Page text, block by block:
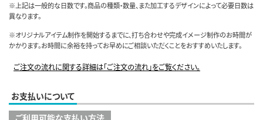
※上記は一般的な日数です。商品の種類・数量、また加工するデザインによって必要日数は
異なります。
※オリジナルアイテム制作を開始するまでに、打ち合わせや完成イメージ制作のお時間が
かかります。お時間に余裕を持ってお早めにご相談いただくことをおすすめいたします。
ご注文の流れに関する詳細は「ご注文の流れ」をご覧ください。
お支払いについて